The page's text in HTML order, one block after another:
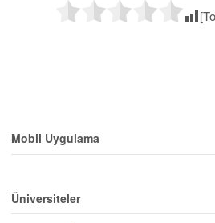
Mobil Uygulama
Üniversiteler